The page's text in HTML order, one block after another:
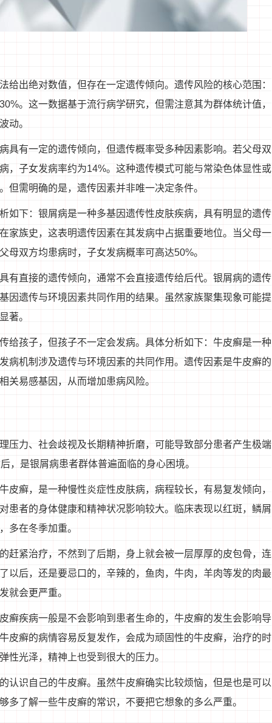
给出绝对数值，但存在一定遗传倾向。遗传风险的核心范围：
。这一数据基于流行病学研究，但需注意其为群体统计值，
动。
具有一定的遗传倾向，但遗传概率受多种因素影响。若父母双
，子女发病率约为14%。这种遗传模式可能与常染色体显性或
但需明确的是，遗传因素并非唯一决定条件。
如下：银屑病是一种多基因遗传性皮肤疾病，具有明显的遗传
家族史，这表明遗传因素在其发病中占据重要地位。当父母一
母双方均患病时，子女发病概率可高达50%。
有直接的遗传倾向，通常不会直接遗传给后代。银屑病的遗传
因遗传与环境因素共同作用的结果。虽然家族聚集现象可能提
著。
给孩子，但孩子不一定会发病。具体分析如下：牛皮癣是一种
病机制涉及遗传与环境因素的共同作用。遗传因素是牛皮癣的
关易感基因，从而增加患病风险。
压力、社会歧视及长期精神折磨，可能导致部分患者产生极端
，是银屑病患者群体普遍面临的身心困境。
皮癣，是一种慢性炎症性皮肤病，病程较长，有易复发倾向，
患者的身体健康和精神状况影响较大。临床表现以红斑，鳞屑
多在冬季加重。
赶紧治疗，不然到了后期，身上就会被一层厚厚的皮包骨，连
以后，还是要忌口的，辛辣的，鱼肉，牛肉，羊肉等发的肉最
就会更严重。
癣疾病一般是不会影响到患者生命的，牛皮癣的发生会影响导
皮癣的病情容易反复发作，会成为顽固性的牛皮癣，治疗的时
性光泽，精神上也受到很大的压力。
认识自己的牛皮癣。虽然牛皮癣确实比较烦恼，但是也是可以
了解一些牛皮癣的常识，不要把它想象的多么严重。